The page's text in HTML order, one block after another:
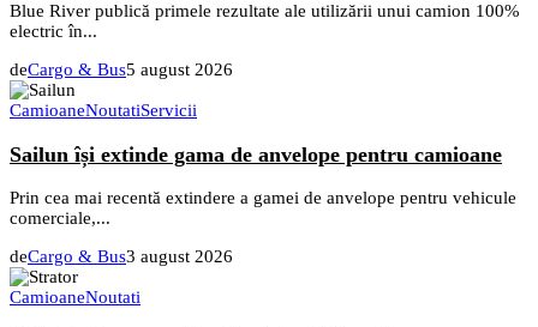
Blue River publică primele rezultate ale utilizării unui camion 100%
electric în...
deCargo & Bus5 august 2026
CamioaneNoutatiServicii
Sailun își extinde gama de anvelope pentru camioane
Prin cea mai recentă extindere a gamei de anvelope pentru vehicule
comerciale,...
deCargo & Bus3 august 2026
CamioaneNoutati